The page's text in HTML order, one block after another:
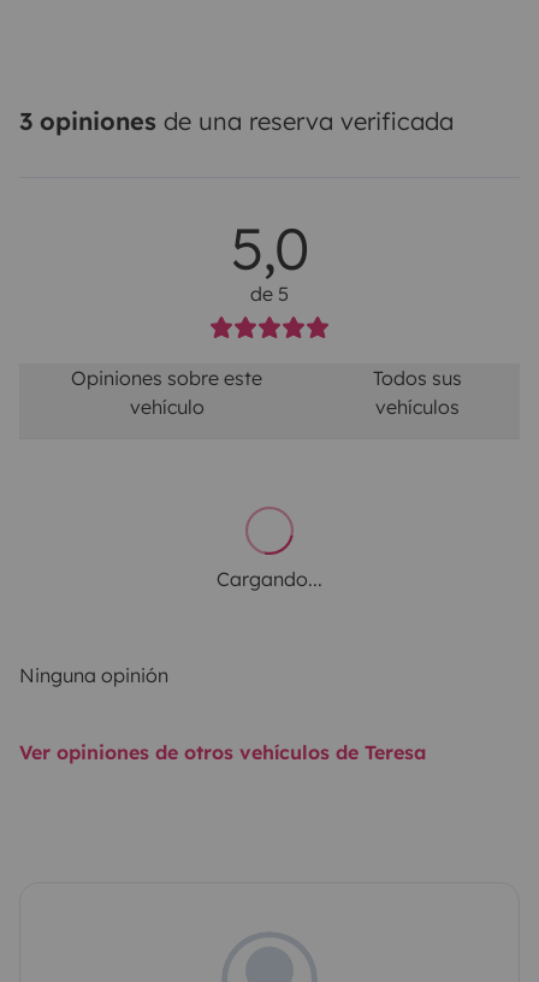
3 opiniones de una reserva verificada
5,0
de 5
Opiniones sobre este
vehículo
Todos sus
vehículos
Cargando...
Ninguna opinión
Ver opiniones de otros vehículos de Teresa